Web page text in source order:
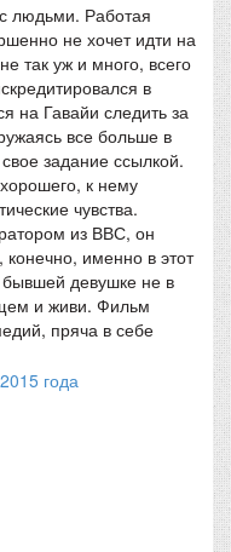
людьми. Работая
не хочет идти на
так уж и много, всего
в
на Гавайи следить за
все больше в
задание ссылкой.
к нему
чувства.
из ВВС, он
именно в этот
бывшей девушке не в
и живи. Фильм
пряча в себе